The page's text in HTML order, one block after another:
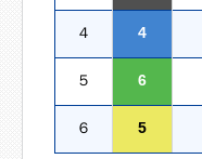
４ 4
５ 6
６ 5